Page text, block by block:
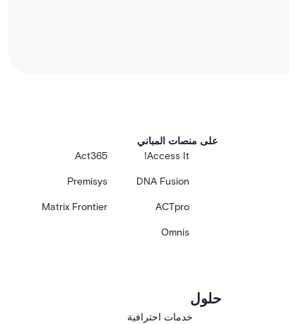
على منصات المباني
Access It!
Act365
DNA Fusion
Premisys
ACTpro
Matrix Frontier
Omnis
حلول
خدمات احترافية